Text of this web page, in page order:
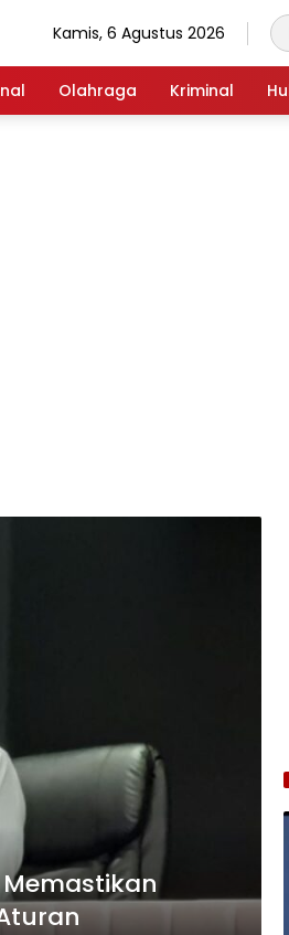
Kamis, 6 Agustus 2026
Olahraga Kriminal